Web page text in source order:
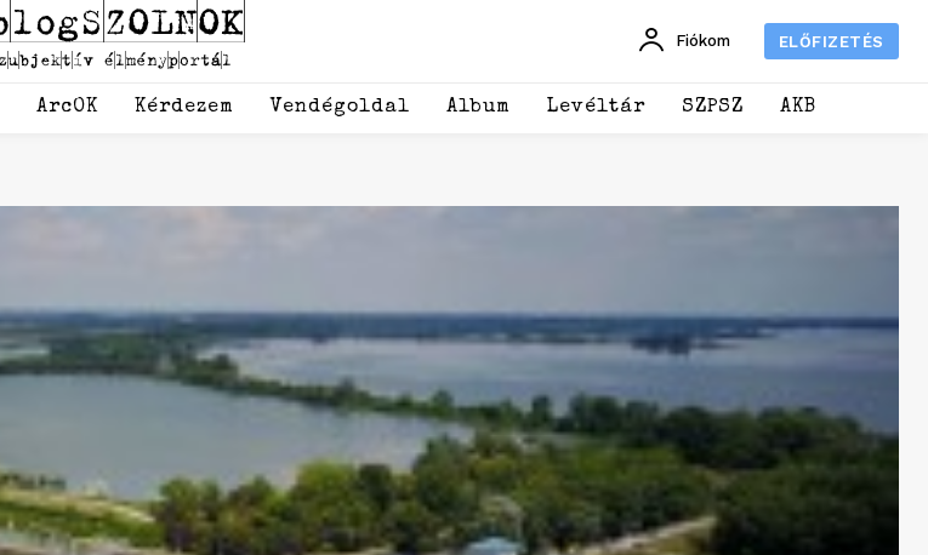
Fiókom ELŐFIZETÉS
ArcOK Kérdezem Vendégoldal Album Levéltár SZPSZ AKB